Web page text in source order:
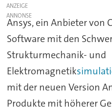
ANZEIGE
Ansys, ein Anbieter von
Software mit den
Strukturmechanik- und
Elektromagnetik
mit der neuen Version
Produkte mit höherer